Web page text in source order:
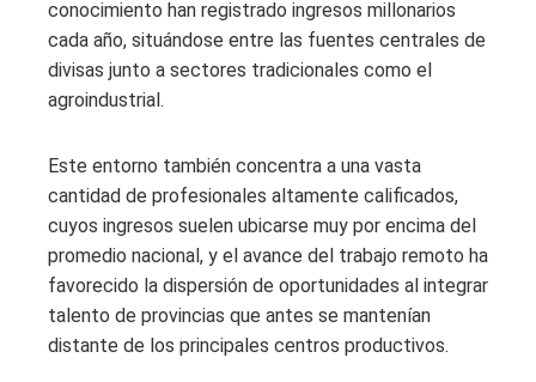
conocimiento han registrado ingresos millonarios
cada año, situándose entre las fuentes centrales de
divisas junto a sectores tradicionales como el
agroindustrial.
Este entorno también concentra a una vasta
cantidad de profesionales altamente calificados,
cuyos ingresos suelen ubicarse muy por encima del
promedio nacional, y el avance del trabajo remoto ha
favorecido la dispersión de oportunidades al integrar
talento de provincias que antes se mantenían
distante de los principales centros productivos.